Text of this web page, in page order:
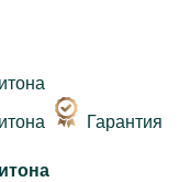
Гарантия